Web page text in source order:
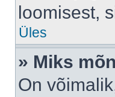
loomisest,
Üles
» Miks
On